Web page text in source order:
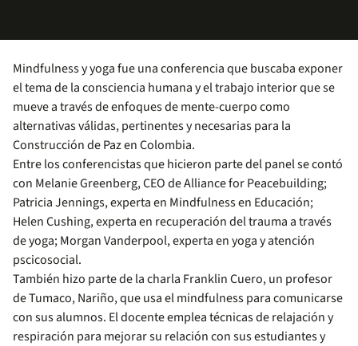
Mindfulness y yoga fue una conferencia que buscaba exponer
el tema de la consciencia humana y el trabajo interior que se
mueve a través de enfoques de mente-cuerpo como
alternativas válidas, pertinentes y necesarias para la
Construcción de Paz en Colombia.
Entre los conferencistas que hicieron parte del panel se contó
con Melanie Greenberg, CEO de Alliance for Peacebuilding;
Patricia Jennings, experta en Mindfulness en Educación;
Helen Cushing, experta en recuperación del trauma a través
de yoga; Morgan Vanderpool, experta en yoga y atención
pscicosocial.
También hizo parte de la charla Franklin Cuero, un profesor
de Tumaco, Nariño, que usa el mindfulness para comunicarse
con sus alumnos. El docente emplea técnicas de relajación y
respiración para mejorar su relación con sus estudiantes y